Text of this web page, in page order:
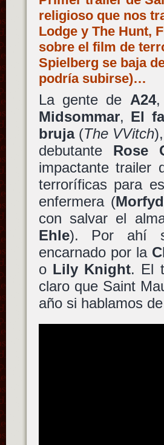
religioso que nos
Lodge y The Hunt,
sobre el film de
Spielberg se baja
podría subirse)…
La gente de A24,
Midsommar, El
bruja(The VVitch
debutante Rose
impactante trailer
terroríficas para
enfermera (
con salvar el
Ehle). Por ahí
encarnado por la
o Lily Knight. El
claro que Saint
año si hablamos